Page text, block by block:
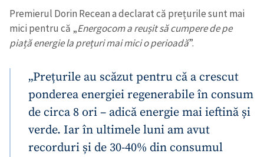
Premierul Dorin Recean a declarat că prețurile sunt mai
mici pentru că „Energocom a reușit să cumpere de pe
piață energie la prețuri mai mici o perioadă”.
„Prețurile au scăzut pentru că a crescut
ponderea energiei regenerabile în consum
de circa 8 ori – adică energie mai ieftină și
verde. Iar în ultimele luni am avut
recorduri și de 30-40% din consumul